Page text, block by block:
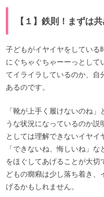
【１】鉄則！まずは
子どもがイヤイヤをしている
にぐちゃぐちゃーーっとして
てイライラしているのか、自
あるのです。
「靴が上手く履けないのね
うな状況になっているのか
としては理解できないイヤイ
「できないね、悔しいね」
をほぐしてあげることが大
どもの癇癪は少し落ち着き
げるかもしれません。